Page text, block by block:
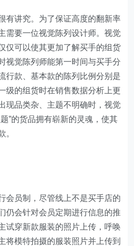
讲究。为了保证高度的翻新率
需要一位视觉陈列设计师。视觉
仅可以使其更加了解买手的组货
视觉陈列师能第一时间与买手分
行款、基本款的陈列比例分别是
级的组货时在销售数据分析上更
现品类杂、主题不明确时，视觉
”的货品拥有崭新的灵魂，使其
。
员制，尽管线上不是买手店的
仍会针对会员定期进行信息的推
试穿新款服装的照片上传，呼唤
将模特拍摄的服装照片并上传到